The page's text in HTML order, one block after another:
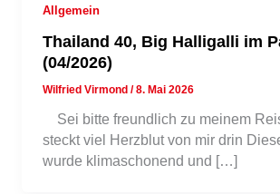
Allgemein
Thailand 40, Big Halligalli im
(04/2026)
Wilfried Virmond/8. Mai 2026
Sei bitte freundlich zu meinem
steckt viel Herzblut von mir drin
wurde klimaschonend und […]